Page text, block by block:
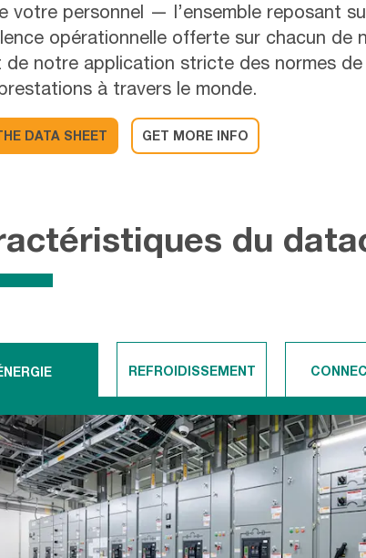
votre personnel — l’ensemble reposant
opérationnelle offerte sur chacun de
de notre application stricte des normes de
à travers le monde.
DATA SHEET GET MORE INFO
du
REFROIDISSEMENT